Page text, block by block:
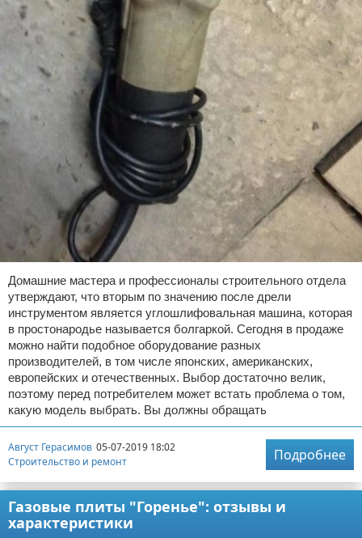
Домашние мастера и профессионалы строительного отдела
утверждают, что вторым по значению после дрели
инструментом является углошлифовальная машина, которая
в простонародье называется болгаркой. Сегодня в продаже
можно найти подобное оборудование разных
производителей, в том числе японских, американских,
европейских и отечественных. Выбор достаточно велик,
поэтому перед потребителем может встать проблема о том,
какую модель выбрать. Вы должны обращать
Август Герасимов 05-07-2019 18:02
Строительство и ремонт
Подробнее
Газовые плиты "Горенье": отзывы и
характеристики